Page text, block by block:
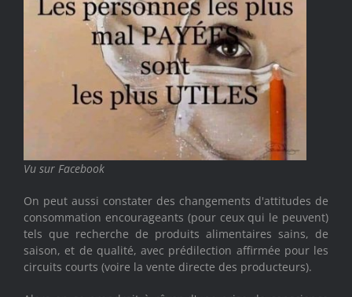
Vu sur Facebook
On peut aussi constater des changements d'attitudes de
consommation encourageants (pour ceux qui le peuvent)
tels que recherche de produits alimentaires sains, de
saison, et de qualité, avec prédilection affirmée pour les
circuits courts (voire la vente directe des producteurs).